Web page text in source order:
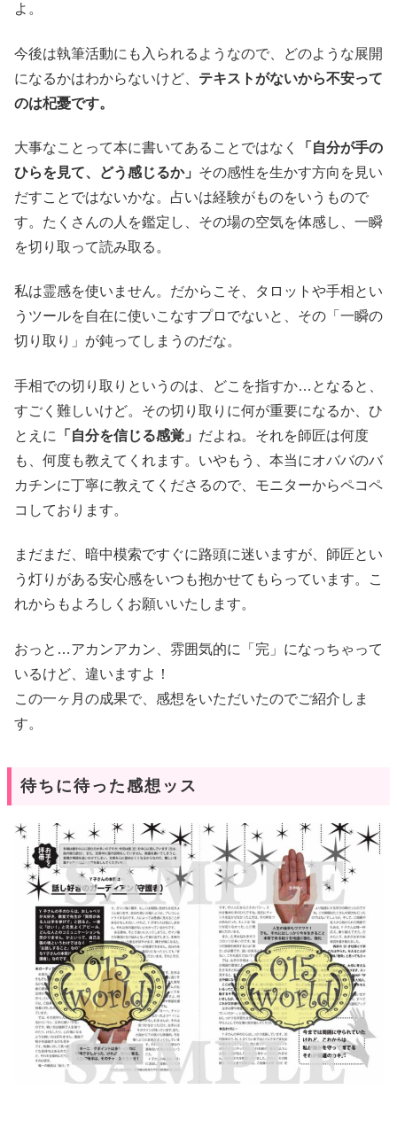
よ。
今後は執筆活動にも入られるようなので、どのような展開
になるかはわからないけど、 テキストがないから不安って
のは杞憂です。
大事なことって本に書いてあることではなく
「自分が手の
ひらを見て、どう感じるか」 その感性を生かす方向を見い
だすことではないかな。占いは経験がものをいうもので
す。たくさんの人を鑑定し、その場の空気を体感し、一瞬
を切り取って読み取る。
私は霊感を使いません。だからこそ、タロットや手相とい
うツールを自在に使いこなすプロでないと、その「一瞬の
切り取り」が鈍ってしまうのだな。
手相での切り取りというのは、どこを指すか…となると、
すごく難しいけど。その切り取りに何が重要になるか、ひ
とえに
「自分を信じる感覚」 だよね。それを師匠は何度
も、何度も教えてくれます。いやもう、本当にオババのバ
カチンに丁寧に教えてくださるので、モニターからペコペ
コしております。
まだまだ、暗中模索ですぐに路頭に迷いますが、師匠とい
う灯りがある安心感をいつも抱かせてもらっています。こ
れからもよろしくお願いいたします。
おっと…アカンアカン、雰囲気的に「完」になっちゃって
いるけど、違いますよ！
この一ヶ月の成果で、感想をいただいたのでご紹介しま
す。
待ちに待った感想ッス